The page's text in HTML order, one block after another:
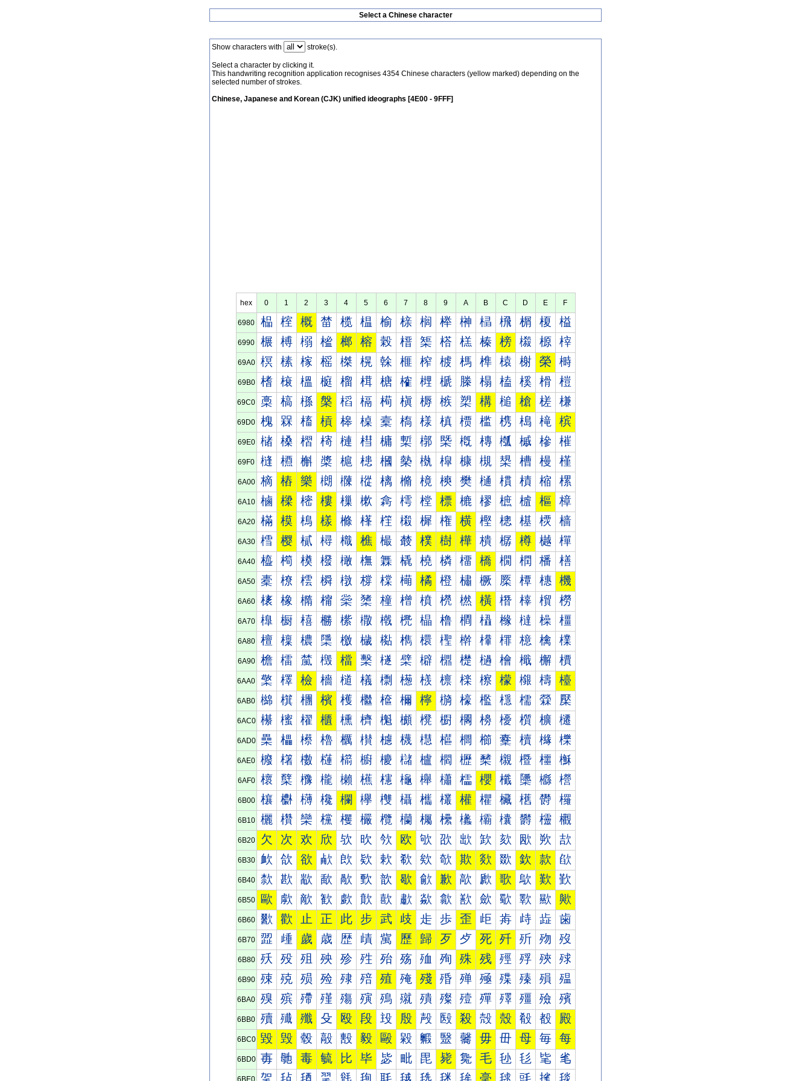
Select a Chinese character
Show characters with stroke(s).
Select a character by clicking it.
This handwriting recognition application recognises 4354 Chinese characters (yellow marked) depending on the
selected number of strokes.
Chinese, Japanese and Korean (CJK) unified ideographs [4E00 - 9FFF]
hex 0 1 2 3 4 5 6 7 8 9 A B C D E F
6980 榀 榁 概 榃 榄 榅 榆 榇 榈 榉 榊 榋 榌 榍 榎 榏
6990 榐 榑 榒 榓 榔 榕 榖 榗 榘 榙 榚 榛 榜 榝 榞 榟
69A0 榠 榡 榢 榣 榤 榥 榦 榧 榨 榩 榪 榫 榬 榭 榮 榯
69B0 榰 榱 榲 榳 榴 榵 榶 榷 榸 榹 榺 榻 榼 榽 榾 榿
69C0 槀 槁 槂 槃 槄 槅 槆 槇 槈 槉 槊 構 槌 槍 槎 槏
69D0 槐 槑 槒 槓 槔 槕 槖 槗 様 槙 槚 槛 槜 槝 槞 槟
69E0 槠 槡 槢 槣 槤 槥 槦 槧 槨 槩 槪 槫 槬 槭 槮 槯
69F0 槰 槱 槲 槳 槴 槵 槶 槷 槸 槹 槺 槻 槼 槽 槾 槿
6A00 樀 樁 樂 樃 樄 樅 樆 樇 樈 樉 樊 樋 樌 樍 樎 樏
6A10 樐 樑 樒 樓 樔 樕 樖 樗 樘 標 樚 樛 樜 樝 樞 樟
6A20 樠 模 樢 樣 樤 樥 樦 樧 樨 権 横 樫 樬 樭 樮 樯
6A30 樰 樱 樲 樳 樴 樵 樶 樷 樸 樹 樺 樻 樼 樽 樾 樿
6A40 橀 橁 橂 橃 橄 橅 橆 橇 橈 橉 橊 橋 橌 橍 橎 橏
6A50 橐 橑 橒 橓 橔 橕 橖 橗 橘 橙 橚 橛 橜 橝 橞 機
6A60 橠 橡 橢 橣 橤 橥 橦 橧 橨 橩 橪 橫 橬 橭 橮 橯
6A70 橰 橱 橲 橳 橴 橵 橶 橷 橸 橹 橺 橻 橼 橽 橾 橿
6A80 檀 檁 檂 檃 檄 檅 檆 檇 檈 檉 檊 檋 檌 檍 檎 檏
6A90 檐 檑 檒 檓 檔 檕 檖 檗 檘 檙 檚 檛 檜 檝 檞 檟
6AA0 檠 檡 檢 檣 檤 檥 檦 檧 檨 檩 檪 檫 檬 檭 檮 檯
6AB0 檰 檱 檲 檳 檴 檵 檶 檷 檸 檹 檺 檻 檼 檽 檾 檿
6AC0 櫀 櫁 櫂 櫃 櫄 櫅 櫆 櫇 櫈 櫉 櫊 櫋 櫌 櫍 櫎 櫏
6AD0 櫐 櫑 櫒 櫓 櫔 櫕 櫖 櫗 櫘 櫙 櫚 櫛 櫜 櫝 櫞 櫟
6AE0 櫠 櫡 櫢 櫣 櫤 櫥 櫦 櫧 櫨 櫩 櫪 櫫 櫬 櫭 櫮 櫯
6AF0 櫰 櫱 櫲 櫳 櫴 櫵 櫶 櫷 櫸 櫹 櫺 櫻 櫼 櫽 櫾 櫿
6B00 欀 欁 欂 欃 欄 欅 欆 欇 欈 欉 權 欋 欌 欍 欎 欏
6B10 欐 欑 欒 欓 欔 欕 欖 欗 欘 欙 欚 欛 欜 欝 欞 欟
6B20 欠 次 欢 欣 欤 欥 欦 欧 欨 欩 欪 欫 欬 欭 欮 欯
6B30 欰 欱 欲 欳 欴 欵 欶 欷 欸 欹 欺 欻 欼 欽 款 欿
6B40 歀 歁 歂 歃 歄 歅 歆 歇 歈 歉 歊 歋 歌 歍 歎 歏
6B50 歐 歑 歒 歓 歔 歕 歖 歗 歘 歙 歚 歛 歜 歝 歞 歟
6B60 歠 歡 止 正 此 步 武 歧 歨 歩 歪 歫 歬 歭 歮 歯
6B70 歰 歱 歲 歳 歴 歵 歶 歷 歸 歹 歺 死 歼 歽 歾 歿
6B80 殀 殁 殂 殃 殄 殅 殆 殇 殈 殉 殊 残 殌 殍 殎 殏
6B90 殐 殑 殒 殓 殔 殕 殖 殗 殘 殙 殚 殛 殜 殝 殞 殟
6BA0 殠 殡 殢 殣 殤 殥 殦 殧 殨 殩 殪 殫 殬 殭 殮 殯
6BB0 殰 殱 殲 殳 殴 段 殶 殷 殸 殹 殺 殻 殼 殽 殾 殿
6BC0 毀 毁 毂 毃 毄 毅 毆 毇 毈 毉 毊 毋 毌 母 毎 每
6BD0 毐 毑 毒 毓 比 毕 毖 毗 毘 毙 毚 毛 毜 毝 毞 毟
6BE0 毠 毡 毢 毣 毤 毥 毦 毧 毨 毩 毪 毫 毬 毭 毮 毯